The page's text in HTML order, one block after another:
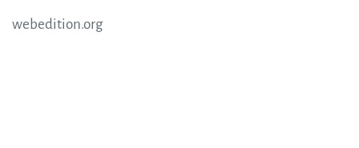
webedition.org